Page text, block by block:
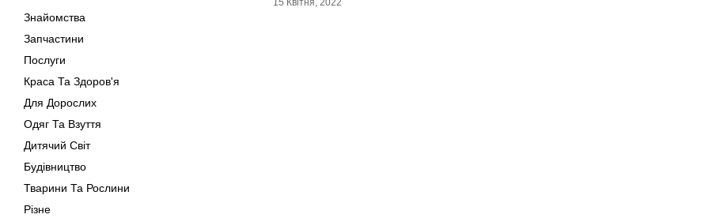
Знайомства
Запчастини
Послуги
Краса Та Здоров'я
Для Дорослих
Одяг Та Взуття
Дитячий Світ
Будівництво
Тварини Та Рослини
Різне
15 Квітня, 2022